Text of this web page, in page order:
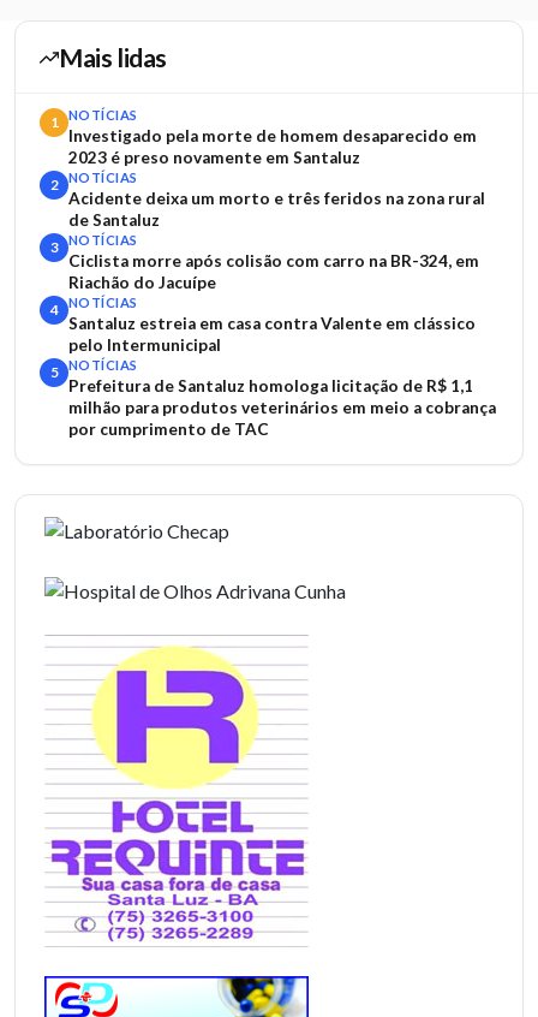
Mais lidas
1 NOTÍCIAS
Investigado pela morte de homem desaparecido em
2023 é preso novamente em Santaluz
2 NOTÍCIAS
Acidente deixa um morto e três feridos na zona rural
de Santaluz
3 NOTÍCIAS
Ciclista morre após colisão com carro na BR-324, em
Riachão do Jacuípe
4 NOTÍCIAS
Santaluz estreia em casa contra Valente em clássico
pelo Intermunicipal
5 NOTÍCIAS
Prefeitura de Santaluz homologa licitação de R$ 1,1
milhão para produtos veterinários em meio a cobrança
por cumprimento de TAC